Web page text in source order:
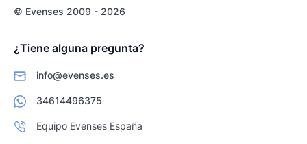
© Evenses 2009 - 2026
¿Tiene alguna pregunta?
info@evenses.es
34614496375
Equipo Evenses España